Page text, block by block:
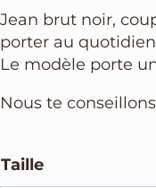
Jean brut noir,
porter au
Le modèle porte
Nous te
Taille